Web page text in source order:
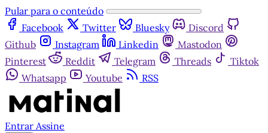
Pular para o conteúdo
Facebook
Twitter Bluesky
Discord
Github
Instagram Linkedin
Mastodon
Pinterest
Reddit Telegram Threads
Tiktok
Whatsapp
Youtube RSS
Entrar Assine